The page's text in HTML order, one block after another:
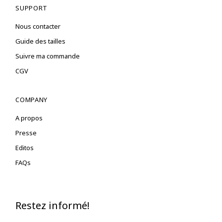
SUPPORT
Nous contacter
Guide des tailles
Suivre ma commande
CGV
COMPANY
A propos
Presse
Editos
FAQs
Restez informé!